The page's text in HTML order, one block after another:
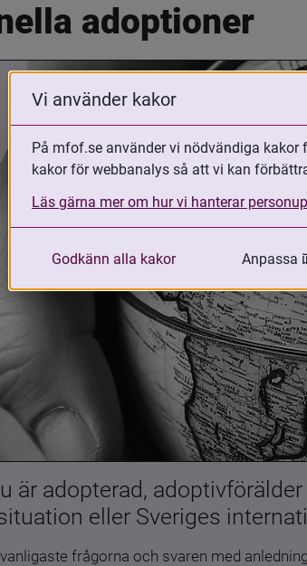
adoptioner
är adopterad,
eller Sveriges
frågorna och svaren med
Vi använder kakor
På mfof.se använder vi nödvändiga
kakor för webbanalys så att vi kan
Läs gärna mer om hur vi hanterar
Godkänn alla kakor Anpassa